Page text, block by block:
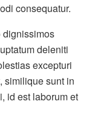
consequatur.
dignissimos
deleniti
excepturi
similique sunt in
id est laborum et